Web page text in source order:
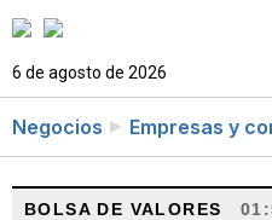
6 de agosto de 2026
Negocios Empresas y
BOLSA DE VALORES